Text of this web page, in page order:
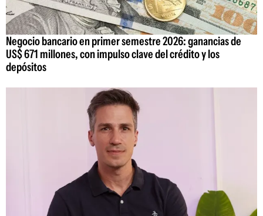
Negocio bancario en primer semestre 2026: ganancias de
US$ 671 millones, con impulso clave del crédito y los
depósitos